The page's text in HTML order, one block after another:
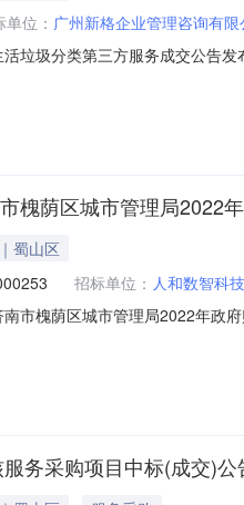
位： 广州新格企业管理咨询有限
垃圾分类第三方服务成交公告
标人（公司名称）：青岛中天
槐荫区城市管理局2022
蜀山区
招标单位： 人和数智科
市槐荫区城市管理局2022年政
提升服务项目三、项目编号：
务采购项目中标(成交)公